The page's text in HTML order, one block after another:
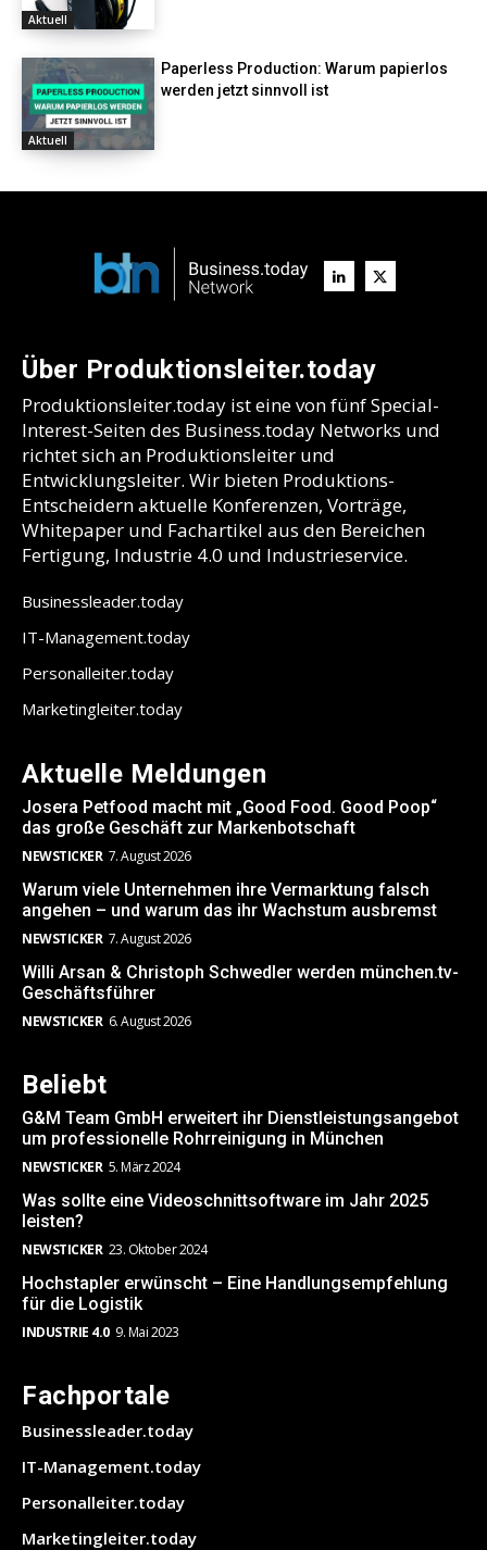
Aktuell
Aktuell
Paperless Production: Warum papierlos
werden jetzt sinnvoll ist
Über Produktionsleiter.today
Produktionsleiter.today ist eine von fünf Special-
Interest-Seiten des Business.today Networks und
richtet sich an Produktionsleiter und
Entwicklungsleiter. Wir bieten Produktions-
Entscheidern aktuelle Konferenzen, Vorträge,
Whitepaper und Fachartikel aus den Bereichen
Fertigung, Industrie 4.0 und Industrieservice.
Businessleader.today
IT-Management.today
Personalleiter.today
Marketingleiter.today
Aktuelle Meldungen
Josera Petfood macht mit „Good Food. Good Poop“
das große Geschäft zur Markenbotschaft
NEWSTICKER 7. August 2026
Warum viele Unternehmen ihre Vermarktung falsch
angehen – und warum das ihr Wachstum ausbremst
NEWSTICKER 7. August 2026
Willi Arsan & Christoph Schwedler werden münchen.tv-
Geschäftsführer
NEWSTICKER 6. August 2026
Beliebt
G&M Team GmbH erweitert ihr Dienstleistungsangebot
um professionelle Rohrreinigung in München
NEWSTICKER 5. März 2024
Was sollte eine Videoschnittsoftware im Jahr 2025
leisten?
NEWSTICKER 23. Oktober 2024
Hochstapler erwünscht – Eine Handlungsempfehlung
für die Logistik
INDUSTRIE 4.0 9. Mai 2023
Fachportale
Businessleader.today
IT-Management.today
Personalleiter.today
Marketingleiter.today